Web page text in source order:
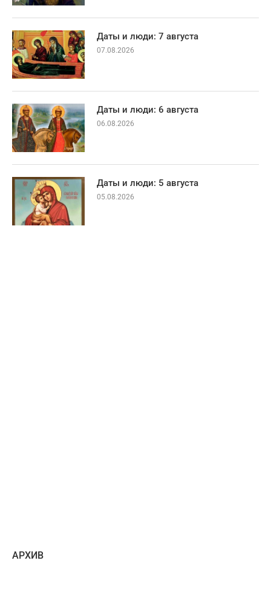
Даты и люди: 7 августа
07.08.2026
Даты и люди: 6 августа
06.08.2026
Даты и люди: 5 августа
05.08.2026
AРХИВ